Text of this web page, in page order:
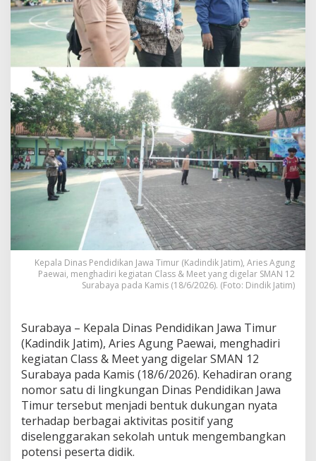
u
n
g
P
a
a
i
H
a
d
i
r
i
C
s
&
M
e
S
M
A
N
1
2
S
u
r
a
b
Kepala Dinas Pendidikan Jawa Timur (Kadindik Jatim), Aries Agung
Paewai, menghadiri kegiatan Class & Meet yang digelar SMAN 12
Surabaya pada Kamis (18/6/2026). (Foto: Dindik Jatim)
Surabaya – Kepala Dinas Pendidikan Jawa Timur
(Kadindik Jatim), Aries Agung Paewai, menghadiri
kegiatan Class & Meet yang digelar SMAN 12
Surabaya pada Kamis (18/6/2026). Kehadiran orang
nomor satu di lingkungan Dinas Pendidikan Jawa
Timur tersebut menjadi bentuk dukungan nyata
terhadap berbagai aktivitas positif yang
diselenggarakan sekolah untuk mengembangkan
potensi peserta didik.